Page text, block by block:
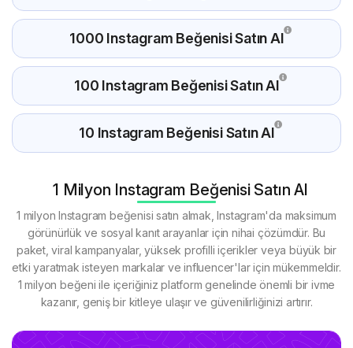
1000 Instagram Beğenisi Satın Al
100 Instagram Beğenisi Satın Al
10 Instagram Beğenisi Satın Al
1 Milyon Instagram Beğenisi Satın Al
1 milyon Instagram beğenisi satın almak, Instagram'da maksimum
görünürlük ve sosyal kanıt arayanlar için nihai çözümdür. Bu
paket, viral kampanyalar, yüksek profilli içerikler veya büyük bir
etki yaratmak isteyen markalar ve influencer'lar için mükemmeldir.
1 milyon beğeni ile içeriğiniz platform genelinde önemli bir ivme
kazanır, geniş bir kitleye ulaşır ve güvenilirliğinizi artırır.